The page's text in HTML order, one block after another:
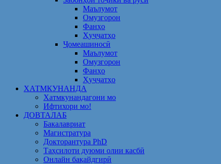
Маълумот
Омузгорон
Фанҳо
Ҳуҷҷатҳо
Ҷомеашиносӣ
Маълумот
Омузгорон
Фанҳо
Ҳуҷҷатҳо
ХАТМКУНАНДА
Хатмкунандагони мо
Ифтихори мо!
ДОВТАЛАБ
Бакалавриат
Магистратура
Докторантура PhD
Таҳсилоти дуюми олии касбӣ
Онлайн бақайдгирӣ